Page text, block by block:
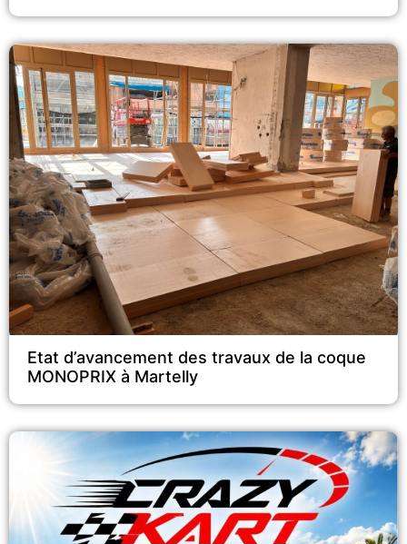
Etat d’avancement des travaux de la coque
MONOPRIX à Martelly